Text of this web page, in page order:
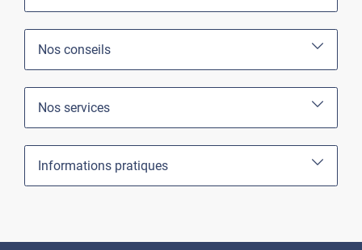
Nos conseils
Nos services
Informations pratiques